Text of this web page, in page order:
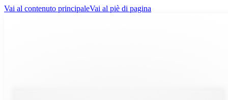
Vai al contenuto principaleVai al piè di pagina